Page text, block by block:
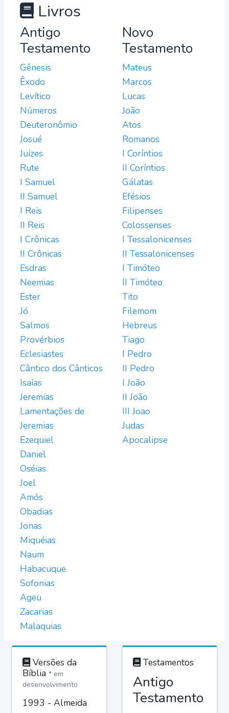
Livros
Antigo
Testamento
Gênesis
Êxodo
Levítico
Números
Deuteronômio
Josué
Juízes
Rute
I Samuel
II Samuel
I Reis
II Reis
I Crônicas
II Crônicas
Esdras
Neemias
Ester
Jó
Salmos
Provérbios
Eclesiastes
Cântico dos Cânticos
Isaías
Jeremias
Lamentações de
Jeremias
Ezequiel
Daniel
Oséias
Joel
Amós
Obadias
Jonas
Miquéias
Naum
Habacuque
Sofonias
Ageu
Zacarias
Malaquias
Novo
Testamento
Mateus
Marcos
Lucas
João
Atos
Romanos
I Coríntios
II Coríntios
Gálatas
Efésios
Filipenses
Colossenses
I Tessalonicenses
II Tessalonicenses
I Timóteo
II Timóteo
Tito
Filemom
Hebreus
Tiago
I Pedro
II Pedro
I João
II João
III Joao
Judas
Apocalipse
Versões da
Bíblia * em
desenvolvimento
1993 - Almeida
Testamentos
Antigo
Testamento